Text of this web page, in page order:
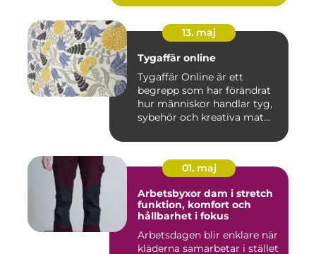
13. maj
Tygaffär online
Tygaffär Online är ett
begrepp som har förändrat
hur människor handlar tyg,
sybehör och kreativa mat...
01. maj
Arbetsbyxor dam i stretch
funktion, komfort och
hållbarhet i fokus
Arbetsdagen blir enklare när
kläderna samarbetar i stället